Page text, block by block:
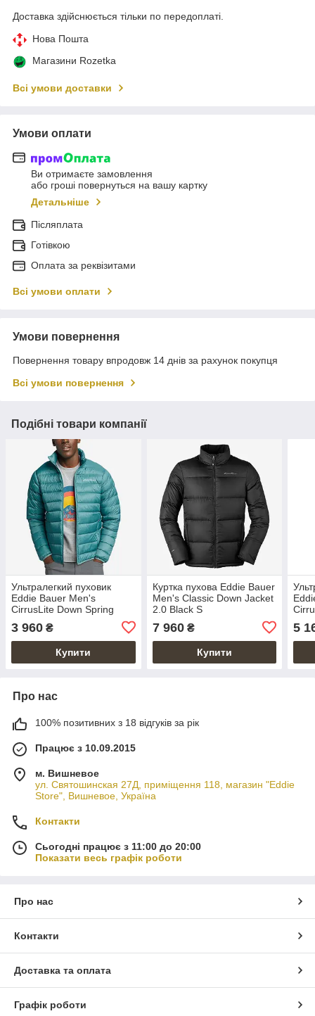
Доставка здійснюється тільки по передоплаті.
Нова Пошта
Магазини Rozetka
Всі умови доставки
Умови оплати
Ви отримаєте замовлення
або гроші повернуться на вашу картку
Детальніше
Післяплата
Готівкою
Оплата за реквізитами
Всі умови оплати
Умови повернення
Повернення товару впродовж 14 днів за рахунок покупця
Всі умови повернення
Подібні товари компанії
Ультралегкий пуховик
Eddie Bauer Men's
CirrusLite Down Spring
3 960 ₴
Купити
Куртка пухова Eddie Bauer
Men's Classic Down Jacket
2.0 Black S
7 960₴
Купити
5
Про нас
100% позитивних з 18 відгуків за рік
Працює з 10.09.2015
м. Вишневое
ул. Святошинская 27Д, приміщення 118, магазин "Eddie
Store", Вишневое, Україна
Контакти
Сьогодні працює з 11:00 до 20:00
Показати весь графік роботи
Про нас
Контакти
Доставка та оплата
Графік роботи